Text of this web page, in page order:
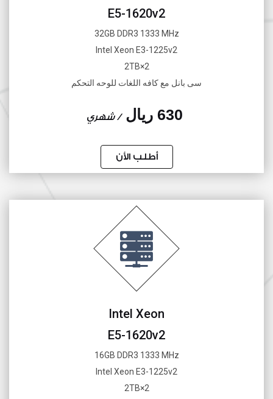
E5-1620v2
32GB DDR3 1333 MHz
Intel Xeon E3-1225v2
2×2TB
سى بانل مع كافه اللغات للوحه التحكم
630 ريال / شهري
أطلب الأن
Intel Xeon
E5-1620v2
16GB DDR3 1333 MHz
Intel Xeon E3-1225v2
2×2TB